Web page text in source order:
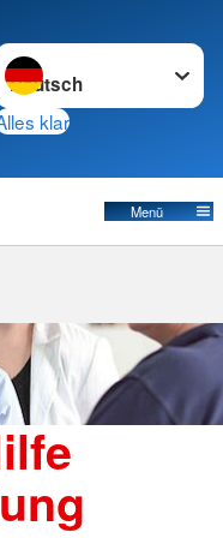
wechseln zu
klar
Menü